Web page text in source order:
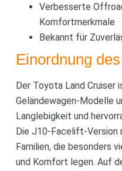
Verbesserte
Komfortmerkmale
Bekannt für
Einordnung
Der Toyota Land Cruiser
Geländewagen-Modelle
Langlebigkeit und
Die J10-Facelift-Version
Familien, die besonders
und Komfort legen. Auf